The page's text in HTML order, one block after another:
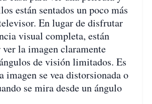
están sentados un poco más
En lugar de disfrutar
visual completa, están
la imagen claramente
de visión limitados. Es
imagen se vea distorsionada o
se mira desde un ángulo